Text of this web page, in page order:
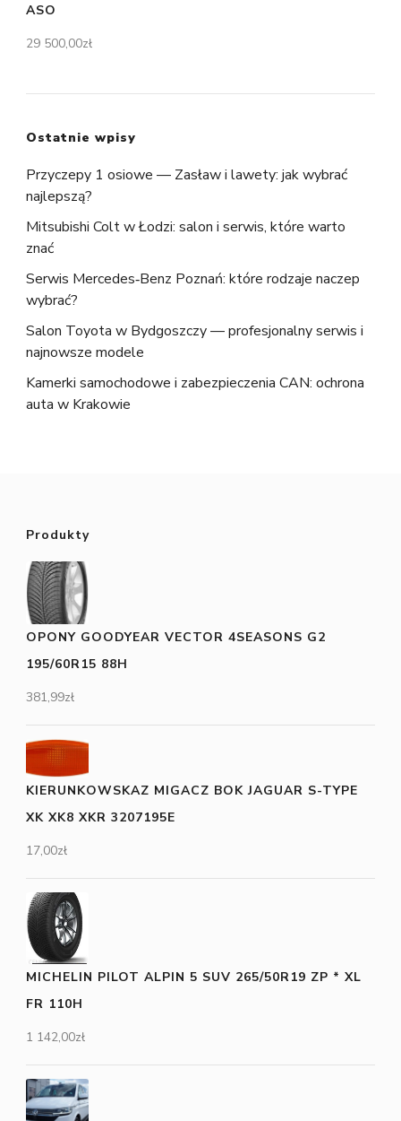
ASO
29 500,00zł
Ostatnie wpisy
Przyczepy 1 osiowe — Zasław i lawety: jak wybrać
najlepszą?
Mitsubishi Colt w Łodzi: salon i serwis, które warto
znać
Serwis Mercedes‑Benz Poznań: które rodzaje naczep
wybrać?
Salon Toyota w Bydgoszczy — profesjonalny serwis i
najnowsze modele
Kamerki samochodowe i zabezpieczenia CAN: ochrona
auta w Krakowie
Produkty
OPONY GOODYEAR VECTOR 4SEASONS G2
195/60R15 88H
381,99zł
KIERUNKOWSKAZ MIGACZ BOK JAGUAR S-TYPE
XK XK8 XKR 3207195E
17,00zł
MICHELIN PILOT ALPIN 5 SUV 265/50R19 ZP * XL
FR 110H
1 142,00zł